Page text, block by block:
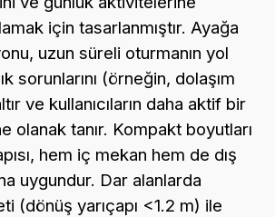
için tasarlanmıştır. Ayağa
uzun süreli oturmanın yol
sorunlarını (örneğin, dolaşım
ve kullanıcıların daha aktif bir
olanak tanır. Kompakt boyutları
hem iç mekan hem de dış
uygundur. Dar alanlarda
(dönüş yarıçapı <1.2 m) ile